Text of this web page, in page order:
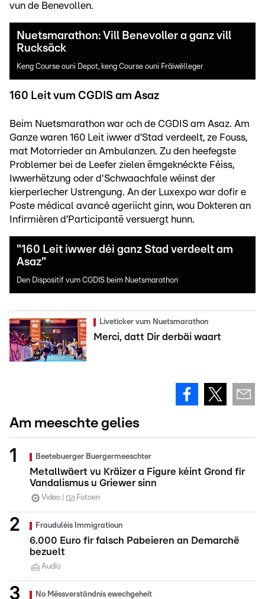
vun de Benevollen.
Nuetsmarathon: Vill Benevoller a ganz vill
Rucksäck
Keng Course ouni Depot, keng Course ouni Fräiwëlleger
160 Leit vum CGDIS am Asaz
Beim Nuetsmarathon war och de CGDIS am Asaz. Am
Ganze waren 160 Leit iwwer d’Stad verdeelt, ze Fouss,
mat Motorrieder an Ambulanzen. Zu den heefegste
Problemer bei de Leefer zielen ëmgeknéckte Féiss,
Iwwerhëtzung oder d'Schwaachfale wéinst der
kierperlecher Ustrengung. An der Luxexpo war dofir e
Poste médical avancé ageriicht ginn, wou Dokteren an
Infirmièren d’Participantë versuergt hunn.
"160 Leit iwwer déi ganz Stad verdeelt am
Asaz"
Den Dispositif vum CGDIS beim Nuetsmarathon
Liveticker vum Nuetsmarathon
Merci, datt Dir derbäi waart
Am meeschte gelies
Beetebuerger Buergermeeschter
Metallwäert vu Kräizer a Figure kéint Grond fir
Vandalismus u Griewer sinn
Video Fotoen
Frauduléis Immigratioun
6.000 Euro fir falsch Pabeieren an Demarchë
bezuelt
Audio
No Mëssverständnis ewechgeheit